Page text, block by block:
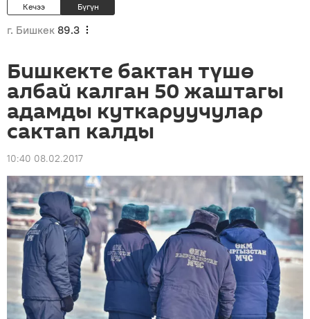
Кечээ Бүгүн
г. Бишкек 89.3
Бишкекте бактан түшө
албай калган 50 жаштагы
адамды куткаруучулар
сактап калды
10:40 08.02.2017